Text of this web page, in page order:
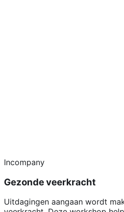
Incompany
Gezonde veerkracht
Uitdagingen aangaan wordt